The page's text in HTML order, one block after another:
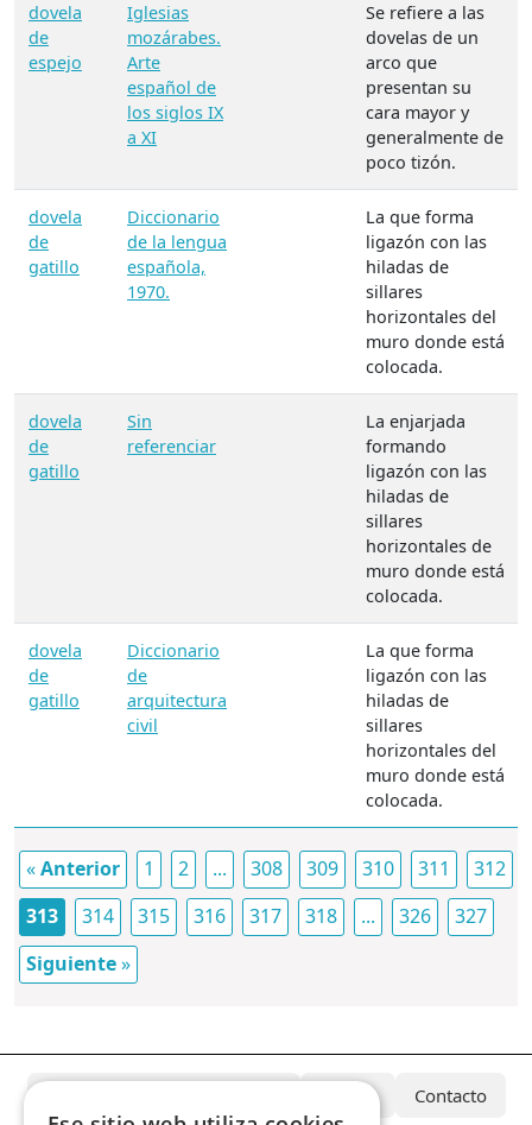
dovela
de
espejo
Iglesias
mozárabes.
Arte
español de
los siglos IX
a XI
Se refiere a las
dovelas de un
arco que
presentan su
cara mayor y
generalmente de
poco tizón.
dovela
de
gatillo
Diccionario
de la lengua
española,
1970.
La que forma
ligazón con las
hiladas de
sillares
horizontales del
muro donde está
colocada.
dovela
de
gatillo
Sin
referenciar
La enjarjada
formando
ligazón con las
hiladas de
sillares
horizontales de
muro donde está
colocada.
dovela
de
gatillo
Diccionario
de
arquitectura
civil
La que forma
ligazón con las
hiladas de
sillares
horizontales del
muro donde está
colocada.
«Anterior 1 2 ... 308 309 310 311
312
313
314 315 316 317 318 ... 326
327
Siguiente»
Equipo Contacto